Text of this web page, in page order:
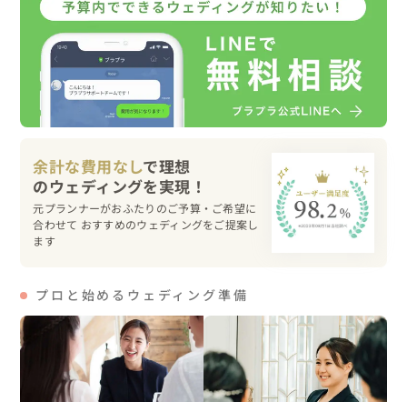
二度と戻らない時間を残すことで、この時を一瞬ではなく
一生に残るものとし
映像を見返す事で思い出したり、愛の総量が増えたりして
これから先お会いする方と素敵なご縁がありますように。
余計な費用なしで理想
元プランナーがおふたりのご予算・ご希望に
合わせて おすすめのウェディングをご提案し
ます
プロと始めるウェディング準備